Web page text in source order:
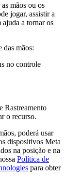
mãos ou os
jogar, assistir a
a tornar os
das mãos:
no controle
Rastreamento
o recurso.
poderá usar
dispositivos Meta
na posição e na
Política de
para obter